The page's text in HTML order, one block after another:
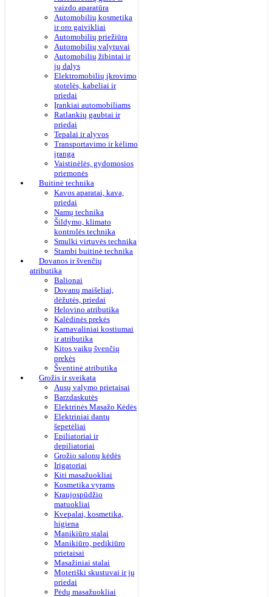
vaizdo aparatūra
Automobilių kosmetika
ir oro gaivikliai
Automobilių priežiūra
Automobilių valytuvai
Automobilių žibintai ir
jų dalys
Elektromobilių įkrovimo
stotelės, kabeliai ir
priedai
Įrankiai automobiliams
Ratlankių gaubtai ir
priedai
Tepalai ir alyvos
Transportavimo ir kėlimo
įranga
Vaistinėlės, gydomosios
priemonės
Buitinė technika
Kavos aparatai, kava,
priedai
Namų technika
Šildymo, klimato
kontrolės technika
Smulki virtuvės technika
Stambi buitinė technika
Dovanos ir švenčių
atributika
Balionai
Dovanų maišeliai,
dėžutės, priedai
Helovino atributika
Kalėdinės prekės
Karnavaliniai kostiumai
ir atributika
Kitos vaikų švenčių
prekės
Šventinė atributika
Grožis ir sveikata
Ausų valymo prietaisai
Barzdaskutės
Elektrinės Masažo Kėdės
Elektriniai dantų
šepetėliai
Epiliatoriai ir
depiliatoriai
Grožio salonų kėdės
Irigatoriai
Kiti masažuokliai
Kosmetika vyrams
Kraujospūdžio
matuokliai
Kvepalai, kosmetika,
higiena
Manikiūro stalai
Manikiūro, pedikiūro
prietaisai
Masažiniai stalai
Moteriški skustuvai ir jų
priedai
Pėdų masažuokliai